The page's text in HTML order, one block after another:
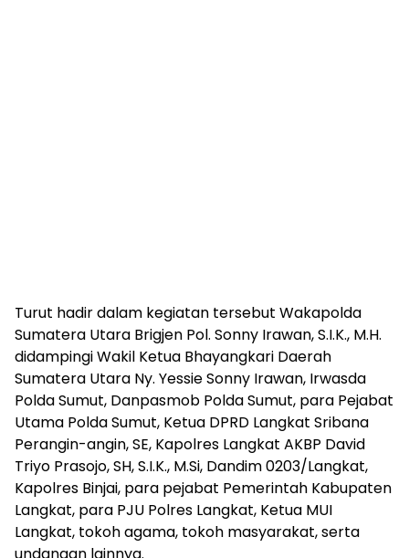
Turut hadir dalam kegiatan tersebut Wakapolda
Sumatera Utara Brigjen Pol. Sonny Irawan, S.I.K., M.H.
didampingi Wakil Ketua Bhayangkari Daerah
Sumatera Utara Ny. Yessie Sonny Irawan, Irwasda
Polda Sumut, Danpasmob Polda Sumut, para Pejabat
Utama Polda Sumut, Ketua DPRD Langkat Sribana
Perangin-angin, SE, Kapolres Langkat AKBP David
Triyo Prasojo, SH, S.I.K., M.Si, Dandim 0203/Langkat,
Kapolres Binjai, para pejabat Pemerintah Kabupaten
Langkat, para PJU Polres Langkat, Ketua MUI
Langkat, tokoh agama, tokoh masyarakat, serta
undangan lainnya.